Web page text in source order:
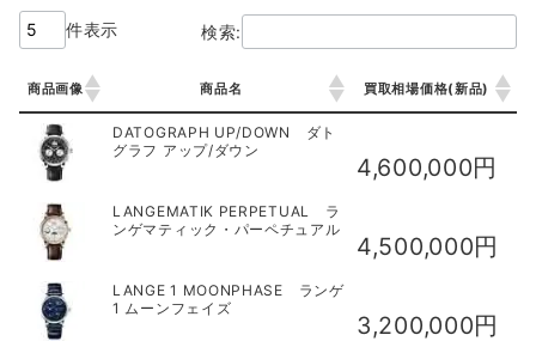
件表示 検索:
商品画像 商品名 買取相場価格(新品)
商品画像 商品名
DATOGRAPH UP/DOWN ダト
グラフ アップ/ダウン
4,600,000円
LANGEMATIK PERPETUAL ラ
ンゲマティック・パーペチュアル
4,500,000円
LANGE 1 MOONPHASE ランゲ
1 ムーンフェイズ
3,200,000円